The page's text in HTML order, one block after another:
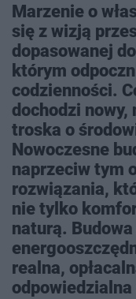
Marzenie o
się z wizją
dopasowanej
którym
codzienności.
dochodzi
troska o
Nowoczesne
naprzeciw tym
rozwiązania,
nie tylko
naturą.
realna,
odpowiedzialna